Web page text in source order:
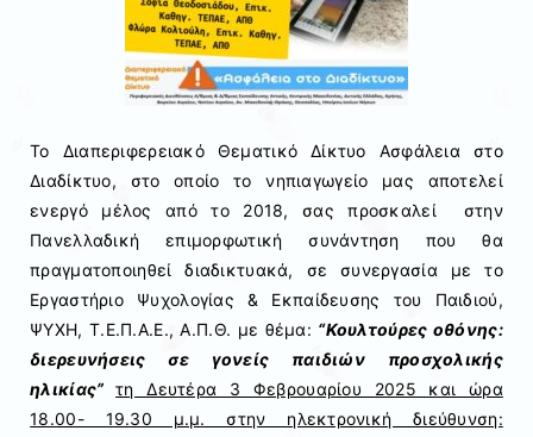
Το Διαπεριφερειακό Θεματικό Δίκτυο Ασφάλεια στο
Διαδίκτυο, στο οποίο το νηπιαγωγείο μας αποτελεί
ενεργό μέλος από το 2018, σας προσκαλεί στην
Πανελλαδική επιμορφωτική συνάντηση που θα
πραγματοποιηθεί διαδικτυακά, σε συνεργασία με το
Εργαστήριο Ψυχολογίας & Εκπαίδευσης του Παιδιού,
ΨΥΧΗ, Τ.Ε.Π.Α.Ε., Α.Π.Θ. με θέμα: “Κουλτούρες οθόνης:
διερευνήσεις σε γονείς παιδιών προσχολικής
ηλικίας”τη Δευτέρα 3 Φεβρουαρίου 2025 και ώρα
18.00- 19.30 μ.μ. στην ηλεκτρονική διεύθυνση: